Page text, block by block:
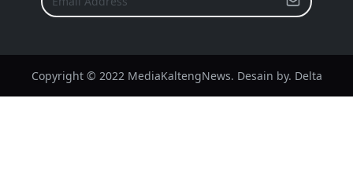
Copyright © 2022 MediaKaltengNews. Desain by. Delta